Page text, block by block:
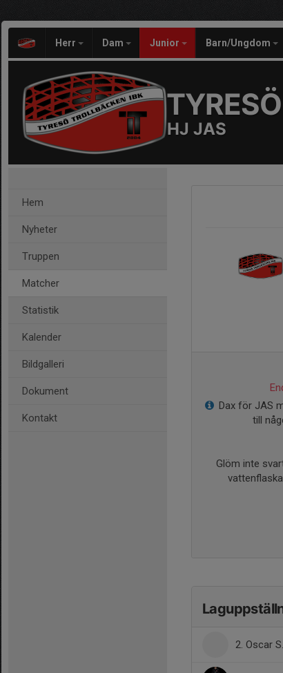
Herr Dam Junior Barn/Ungdom
HJ JAS
Hem
Nyheter
Truppen
Matcher
Statistik
Kalender
Bildgalleri
Dokument
Kontakt
Dax för JAS
till
Glöm inte
2. Oscar S.